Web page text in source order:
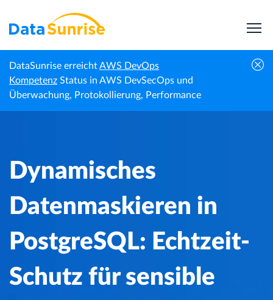
DataSunrise erreichtAWS DevOps
Kompetenz Status in AWS DevSecOps und
Überwachung, Protokollierung, Performance
Startseite Wissenszentrum
Dynamisches Datenmaskieren in
PostgreSQL: Echtzeit-Schutz für sensible
Informationen
Dynamisches
Datenmaskieren in
PostgreSQL: Echtzeit-
Schutz für sensible